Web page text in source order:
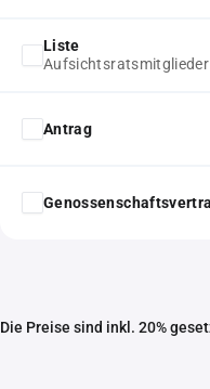
Liste
Aufsichtsratsmitglieder
Antrag
Die Preise sind inkl. 20%